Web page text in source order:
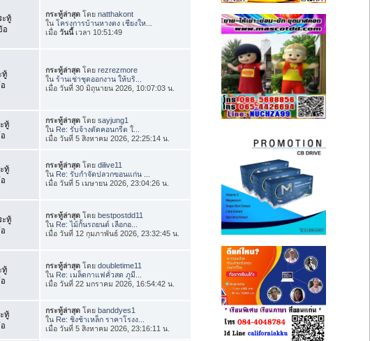
ะทู้
อ
กระทู้ล่าสุด โดยnatthakont
ในโครงการบ้านหางดง เชียงให...
เมื่อวันนี้เวลา 10:51:49
ทู้
กระทู้ล่าสุด โดยrezrezmore
ในร้านเช่าชุดออกงาน ให้บริ...
เมื่อ วันที่ 30 มิถุนายน 2026, 10:07:03 น.
ทู้
กระทู้ล่าสุด โดยsayjung1
ใน Re: รับจ้างตัดคอนกรีต ใ...
เมื่อ วันที่ 5 สิงหาคม 2026, 22:25:14 น.
ทู้
กระทู้ล่าสุด โดยdilive11
ใน Re: รับกำจัดปลวกขอนแก่น ...
เมื่อ วันที่ 5 เมษายน 2026, 23:04:26 น.
ะทู้
กระทู้ล่าสุด โดยbestpostdd11
ใน Re: ไม้กั้นรถยนต์ เลือกอ...
เมื่อ วันที่ 12 กุมภาพันธ์ 2026, 23:32:45 น.
ทู้
กระทู้ล่าสุด โดยdoubletime11
ใน Re: เมล็ดกาแฟคั่วสด ภูมี...
เมื่อ วันที่ 22 มกราคม 2026, 16:54:42 น.
ทู้
กระทู้ล่าสุด โดยbanddyes1
ใน Re: ชิงช้าเหล็ก ราคาโรงง...
เมื่อ วันที่ 5 สิงหาคม 2026, 23:16:11 น.